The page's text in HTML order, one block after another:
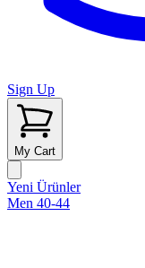
Sign Up
My Cart
Yeni Ürünler
Men 40-44